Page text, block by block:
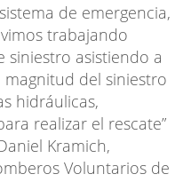
de emergencia,
trabajando
siniestro asistiendo a
del siniestro
hidráulicas,
realizar el rescate”
Kramich,
Voluntarios de